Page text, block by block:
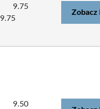
9.75
9.75
Zobacz
9.50